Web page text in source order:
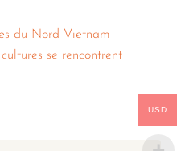
du Nord Vietnam
se rencontrent
USD